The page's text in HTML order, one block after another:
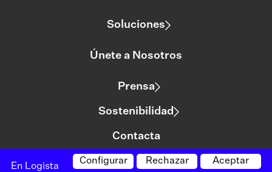
Soluciones
Únete a Nosotros
Prensa
Sostenibilidad
Contacta
Aceptar
Rechazar
Configurar
En Logista